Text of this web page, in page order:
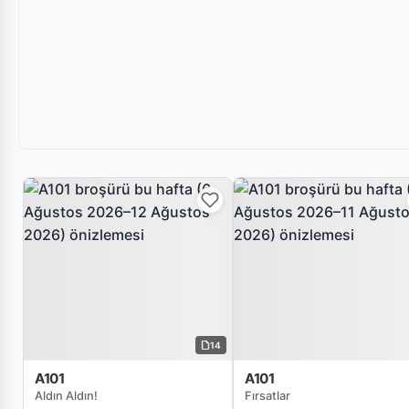
14
A101
Aldın Aldın!
A101
Fırsatlar